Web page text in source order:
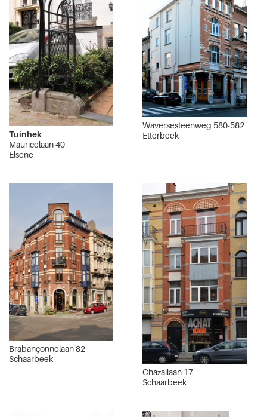
Tuinhek
Mauricelaan 40
Elsene
Waversesteenweg 580-582
Etterbeek
Brabançonnelaan 82
Schaarbeek
Chazallaan 17
Schaarbeek